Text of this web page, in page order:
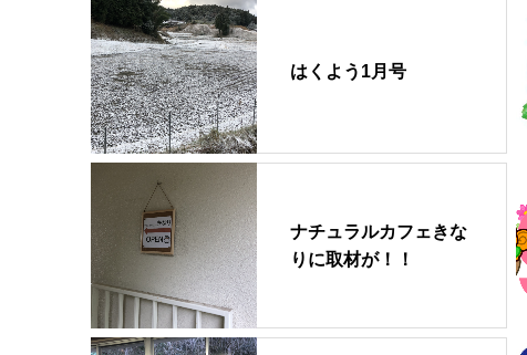
はくよう1月号
ナチュラルカフェきな
りに取材が！！